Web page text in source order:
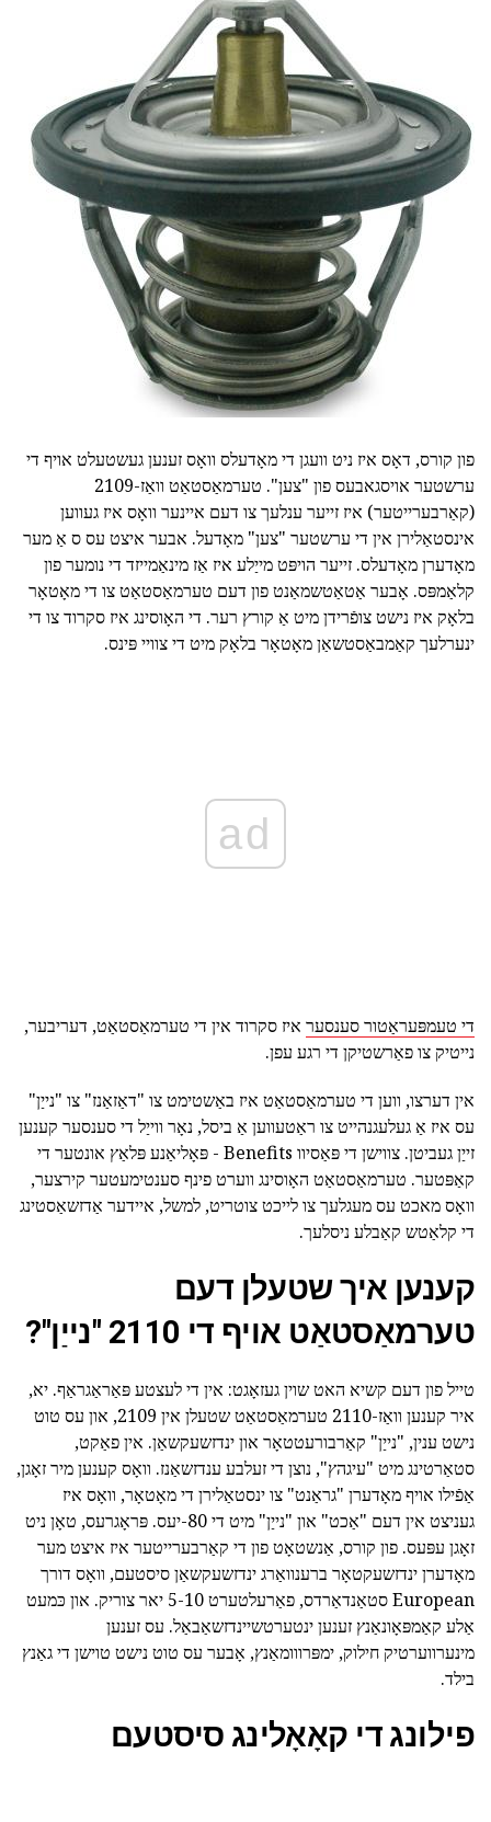
פון קורס, דאָס איז ניט וועגן די מאָדעלס וואָס זענען געשטעלט אויף די
ערשטער אויסגאבעס פון "צען". טערמאַסטאַט וואַז-2109
(קאַרבערייטער) איז זייער ענלעך צו דעם איינער וואָס איז געווען
אינסטאַלירן אין די ערשטער "צען" מאָדעל. אבער איצט עס ס אַ מער
מאָדערן מאָדעלס. זייער הויפּט מייַלע איז אַז מינאַמייזד די נומער פון
קלאַמפּס. אָבער אַטאַטשמאַנט פון דעם טערמאַסטאַט צו די מאָטאָר
בלאָק איז נישט צופֿרידן מיט אַ קורץ רער. די האָוסינג איז סקרוד צו די
ינערלעך קאַמבאַסטשאַן מאָטאָר בלאָק מיט די צוויי פּינס.
ad
די טעמפּעראַטור סענסער איז סקרוד אין די טערמאַסטאַט, דעריבער,
נייטיק צו פאַרשטיקן די רגע עפן.
אין דערצו, ווען די טערמאַסטאַט איז באַשטימט צו "דאַזאַנז" צו "נייַן"
עס איז אַ געלעגנהייט צו ראַטעווען אַ ביסל, נאָר ווייַל די סענסער קענען
זייַן געביטן. צווישן די פּאַסיוו Benefits - פּאָליאַנע פּלאַץ אונטער די
קאַפּטער. טערמאַסטאַט האָוסינג ווערט פינף סענטימעטער קירצער,
וואָס מאכט עס מעגלעך צו לייכט צוטריט, למשל, איידער אַדזשאַסטינג
די קלאַטש קאַבלע ניסלעך.
קענען איך שטעלן דעם
טערמאַסטאַט אויף די 2110 "נייַן"?
טייל פון דעם קשיא האט שוין געזאָגט: אין די לעצטע פּאַראַגראַף. יא,
איר קענען וואַז-2110 טערמאַסטאַט שטעלן אין 2109, און עס טוט
נישט ענין, "נייַן" קאַרבורעטטאָר און ינדזשעקשאַן. אין פאַקט,
סטאַרטינג מיט "עיגהץ", נוצן די זעלבע ענדזשאַנז. וואָס קענען מיר זאָגן,
אַפֿילו אויף מאָדערן "גראַנט" צו ינסטאַלירן די מאָטאָר, וואָס איז
געניצט אין דעם "אַכט" און "נייַן" מיט די 80-יעס. פּראָגרעס, טאָן ניט
זאָגן עפּעס. פון קורס, אַנשטאָט פון די קאַרבערייטער איז איצט מער
מאָדערן ינדזשעקטאָר ברענוואַרג ינדזשעקשאַן סיסטעם, וואָס דורך
European סטאַנדאַרדס, פאַרעלטערט 5-10 יאר צוריק. און כּמעט
אַלע קאַמפּאָונאַנץ זענען ינטערטשיינדזשאַבאַל. עס זענען
מינערווערטיק חילוק, ימפּרווומאַנץ, אָבער עס טוט נישט טוישן די גאַנץ
בילד.
פילונג די קאָאָלינג סיסטעם